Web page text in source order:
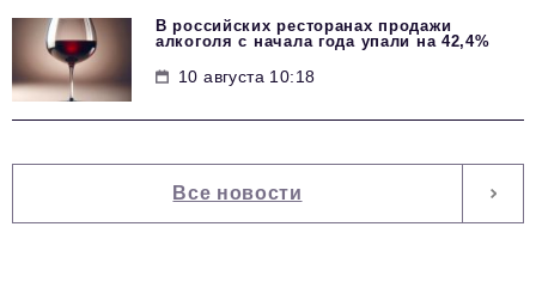
В российских ресторанах продажи
алкоголя с начала года упали на 42,4%
10 августа 10:18
Все новости